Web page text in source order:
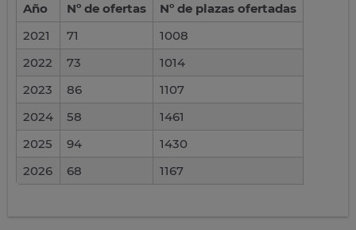
Año Nº de ofertas
Nº de plazas ofertadas
2021
71
1008
2022
73
1014
2023
86
1107
2024
58
1461
2025
94
1430
2026
68 1167